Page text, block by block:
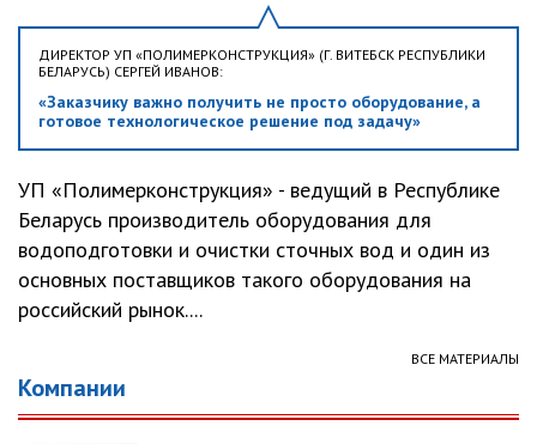
ДИРЕКТОР УП «ПОЛИМЕРКОНСТРУКЦИЯ» (Г. ВИТЕБСК РЕСПУБЛИКИ
БЕЛАРУСЬ) СЕРГЕЙ ИВАНОВ:
«Заказчику важно получить не просто оборудование, а
готовое технологическое решение под задачу»
УП «Полимерконструкция» - ведущий в Республике
Беларусь производитель оборудования для
водоподготовки и очистки сточных вод и один из
основных поставщиков такого оборудования на
российский рынок....
ВСЕ МАТЕРИАЛЫ
Компании